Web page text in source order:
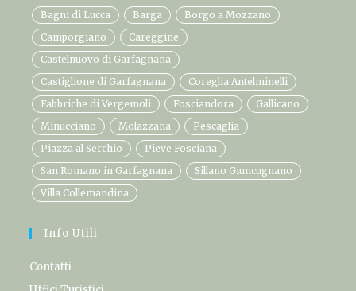
Bagni di Lucca Barga
Borgo a Mozzano
Camporgiano
Careggine
Castelnuovo di Garfagnana
Castiglione di Garfagnana
Coreglia Antelminelli
Fabbriche di Vergemoli
Fosciandora
Gallicano
Minucciano
Molazzana
Pescaglia
Piazza al Serchio
Pieve Fosciana
San Romano in Garfagnana
Sillano Giuncugnano
Villa Collemandina
Info Utili
Contatti